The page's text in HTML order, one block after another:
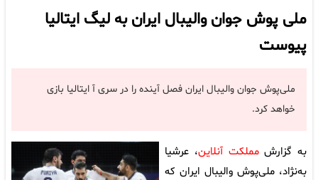
ملی پوش جوان والیبال ایران به لیگ ایتالیا
پیوست
ملی‌پوش جوان والیبال ایران فصل آینده را در سری آ ایتالیا بازی
خواهد کرد.
به گزارشمملکت آنلاین، عرشیا
به‌نژاد، ملی‌پوش والیبال ایران که